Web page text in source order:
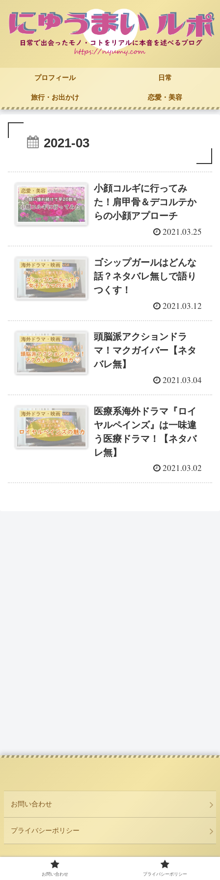
プロフィール 日常
旅行・お出かけ 恋愛・美容
2021-03
恋愛・美容
小顔コルギに行ってみ
た！肩甲骨＆デコルテか
らの小顔アプローチ
2021.03.25
海外ドラマ・映画
ゴシップガールはどんな
話？ネタバレ無しで語り
つくす！
2021.03.12
海外ドラマ・映画
頭脳派アクションドラ
マ！マクガイバー【ネタ
バレ無】
2021.03.04
海外ドラマ・映画
医療系海外ドラマ『ロイ
ヤルペインズ』は一味違
う医療ドラマ！【ネタバ
レ無】
2021.03.02
お問い合わせ
プライバシーポリシー
お問い合わせ プライバシーポリシー